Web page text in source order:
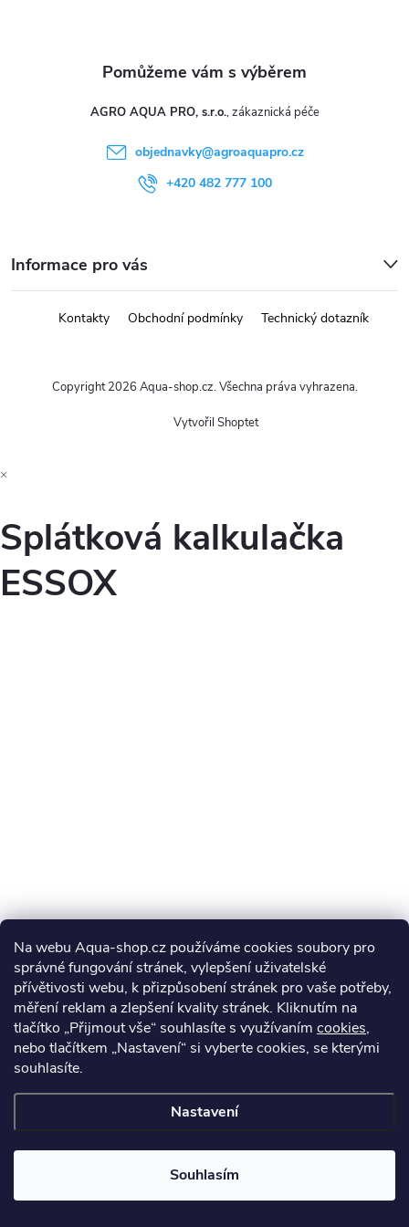
Na webu Aqua-shop.cz používáme cookies soubory pro
správné fungování stránek, vylepšení uživatelské
přívětivosti webu, k přizpůsobení stránek pro vaše potřeby,
měření reklam a zlepšení kvality stránek. Kliknutím na
tlačítko „Přijmout vše“ souhlasíte s využívaním cookies,
nebo tlačítkem „Nastavení“ si vyberte cookies, se kterými
souhlasíte.
Nastavení
Souhlasím
AGRO AQUA PRO, s.r.o.
objednavky@agroaquapro.cz
+420 482 777 100
Informace pro vás
Kontakty Obchodní podmínky Technický dotazník
Vytvořil Shoptet
Copyright 2026 Aqua-shop.cz. Všechna práva vyhrazena.
×
Splátková kalkulačka
ESSOX